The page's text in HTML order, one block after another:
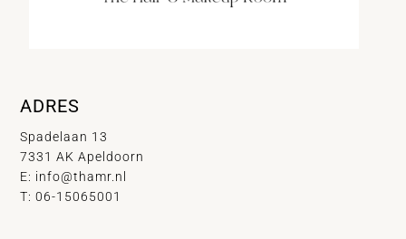
ADRES
Spadelaan 13
7331 AK Apeldoorn
E: info@thamr.nl
T: 06-15065001